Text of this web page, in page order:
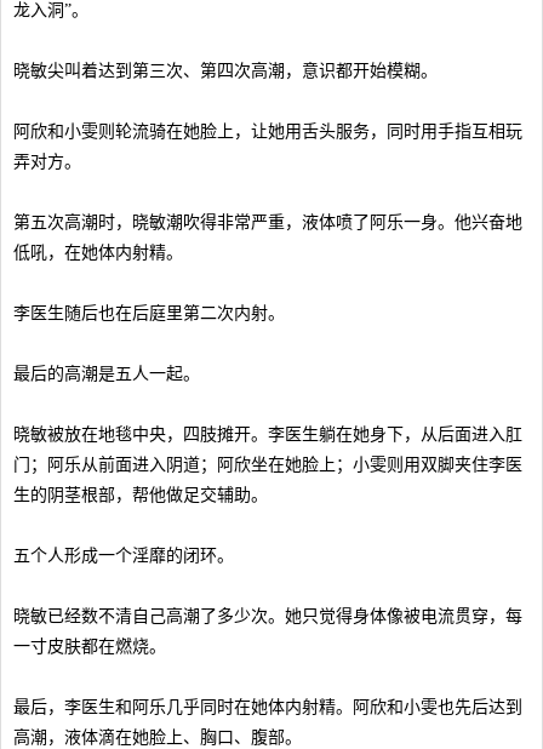
龙入洞”。
晓敏尖叫着达到第三次、第四次高潮，意识都开始模糊。
阿欣和小雯则轮流骑在她脸上，让她用舌头服务，同时用手指互相玩
弄对方。
第五次高潮时，晓敏潮吹得非常严重，液体喷了阿乐一身。他兴奋地
低吼，在她体内射精。
李医生随后也在后庭里第二次内射。
最后的高潮是五人一起。
晓敏被放在地毯中央，四肢摊开。李医生躺在她身下，从后面进入肛
门；阿乐从前面进入阴道；阿欣坐在她脸上；小雯则用双脚夹住李医
生的阴茎根部，帮他做足交辅助。
五个人形成一个淫靡的闭环。
晓敏已经数不清自己高潮了多少次。她只觉得身体像被电流贯穿，每
一寸皮肤都在燃烧。
最后，李医生和阿乐几乎同时在她体内射精。阿欣和小雯也先后达到
高潮，液体滴在她脸上、胸口、腹部。